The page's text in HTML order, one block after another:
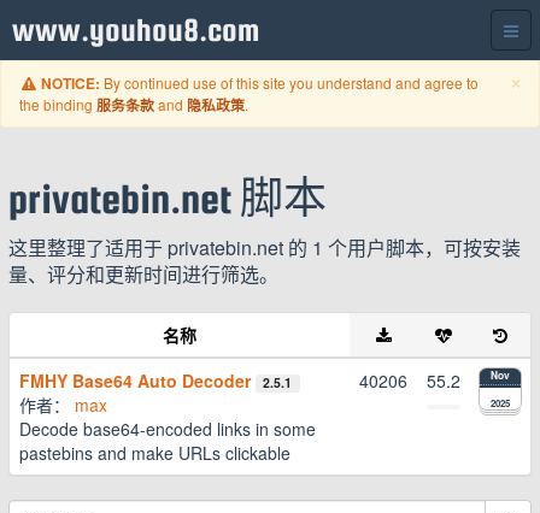
www.youhou8.com
×
NOTICE: By continued use of this site you understand and agree to
the binding 服务条款and 隐私政策.
privatebin.net 脚本
这里整理了适用于 privatebin.net 的 1 个用户脚本，可按安装
量、评分和更新时间进行筛选。
名称
FMHY Base64 Auto Decoder
2.5.1
作者： max
Decode base64-encoded links in some
pastebins and make URLs clickable
40206 55.2 Nov
2025